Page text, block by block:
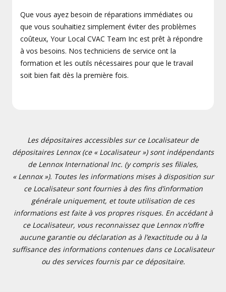
Que vous ayez besoin de réparations immédiates ou
que vous souhaitiez simplement éviter des problèmes
coûteux, Your Local CVAC Team Inc est prêt à répondre
à vos besoins. Nos techniciens de service ont la
formation et les outils nécessaires pour que le travail
soit bien fait dès la première fois.
Les dépositaires accessibles sur ce Localisateur de
dépositaires Lennox (ce « Localisateur ») sont indépendants
de Lennox International Inc. (y compris ses filiales,
« Lennox »). Toutes les informations mises à disposition sur
ce Localisateur sont fournies à des fins d’information
générale uniquement, et toute utilisation de ces
informations est faite à vos propres risques. En accédant à
ce Localisateur, vous reconnaissez que Lennox n’offre
aucune garantie ou déclaration as à l’exactitude ou à la
suffisance des informations contenues dans ce Localisateur
ou des services fournis par ce dépositaire.